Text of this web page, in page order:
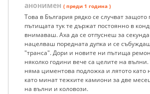
анонимен ( преди 1 година )
Това в България рядко се случват защото
пътищата тук те държат постоянно в
внимаваш. Аха да се отпуснеш за
нацелваш поредната дупка и се
"транса". Дори и новите ни пътища
няколко години вече са целите на
няма циментова подложка и лятото като
като минат тежките камиони за две
на вълни и коловози.